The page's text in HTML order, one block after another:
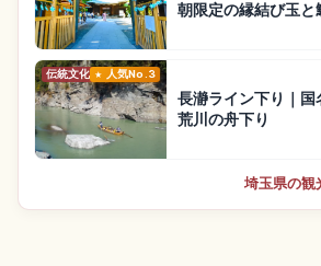
朝限定の縁結び玉と
伝統文化 人気No.3
長瀞ライン下り｜国
荒川の舟下り
埼玉県の観